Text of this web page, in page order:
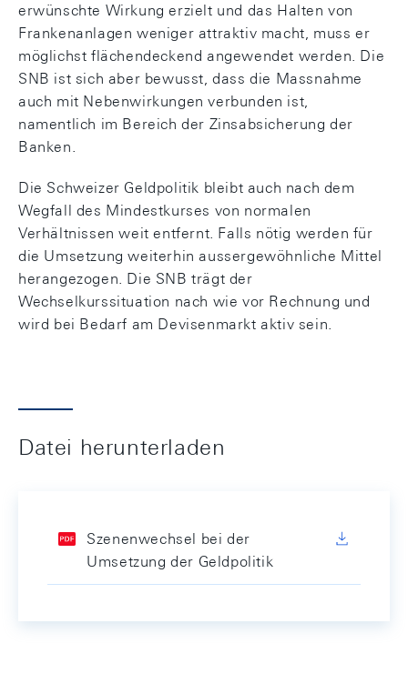
erwünschte Wirkung erzielt und das Halten von
Frankenanlagen weniger attraktiv macht, muss er
möglichst flächendeckend angewendet werden. Die
SNB ist sich aber bewusst, dass die Massnahme
auch mit Nebenwirkungen verbunden ist,
namentlich im Bereich der Zinsabsicherung der
Banken.
Die Schweizer Geldpolitik bleibt auch nach dem
Wegfall des Mindestkurses von normalen
Verhältnissen weit entfernt. Falls nötig werden für
die Umsetzung weiterhin aussergewöhnliche Mittel
herangezogen. Die SNB trägt der
Wechselkurssituation nach wie vor Rechnung und
wird bei Bedarf am Devisenmarkt aktiv sein.
Datei herunterladen
Szenenwechsel bei der
Umsetzung der Geldpolitik